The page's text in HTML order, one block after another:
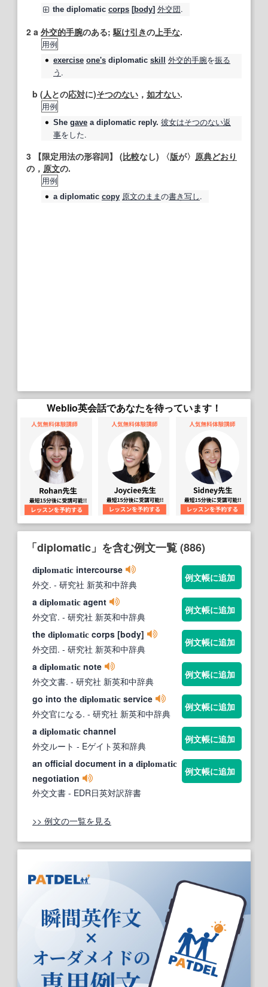
the diplomatic corps [body] 外交団.
2 a 外交的手腕のある;駆け引きの上手な.
用例
exercise one's diplomatic skill 外交的手腕を振る
う .
b (人との応対に)そつのない ， 如才ない.
用例
She gave a diplomatic reply. 彼女はそつのない返
事をした.
3 【限定用法の形容詞】 (比較なし) 〈版が〉 原典どおり
の， 原文の.
用例
a diplomatic copy 原文のままの書き写し.
Weblio英会話であなたを待っています！
「diplomatic」を含む例文一覧 (886)
diplomatic intercourse
外交. - 研究社 新英和中辞典
例文帳に追加
a diplomatic agent
外交官. - 研究社 新英和中辞典
例文帳に追加
the diplomatic corps [body]
外交団. - 研究社 新英和中辞典
例文帳に追加
a diplomatic note
外交文書. - 研究社 新英和中辞典
例文帳に追加
go into the diplomatic service
外交官になる. - 研究社 新英和中辞典
例文帳に追加
a diplomatic channel
外交ルート - Eゲイト英和辞典
例文帳に追加
an official document in a diplomatic
negotiation
外交文書 - EDR日英対訳辞書
例文帳に追加
>> 例文の一覧を見る